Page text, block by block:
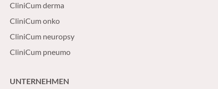
CliniCum derma
CliniCum onko
CliniCum neuropsy
CliniCum pneumo
UNTERNEHMEN